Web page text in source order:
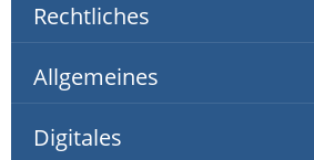
Rechtliches
Allgemeines
Digitales